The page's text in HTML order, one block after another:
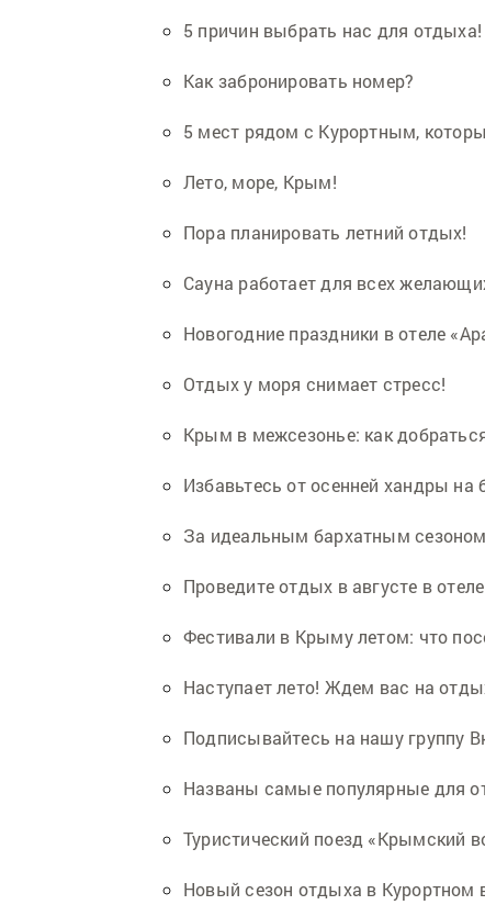
5 причин выбрать нас для отдыха!
Как забронировать номер?
5 мест рядом с Курортным,
Лето, море, Крым!
Пора планировать летний отдых!
Сауна работает для всех
Новогодние праздники в отеле
Отдых у моря снимает стресс!
Крым в межсезонье: как
Избавьтесь от осенней хандры на
За идеальным бархатным
Проведите отдых в августе в
Фестивали в Крыму летом: что
Наступает лето! Ждем вас на
Подписывайтесь на нашу группу
Названы самые популярные для
Туристический поезд «Крымский
Новый сезон отдыха в Курортном